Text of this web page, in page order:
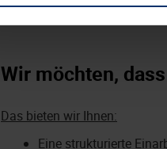
Wir möchten,
Das bieten wir Ihnen:
Eine strukturierte